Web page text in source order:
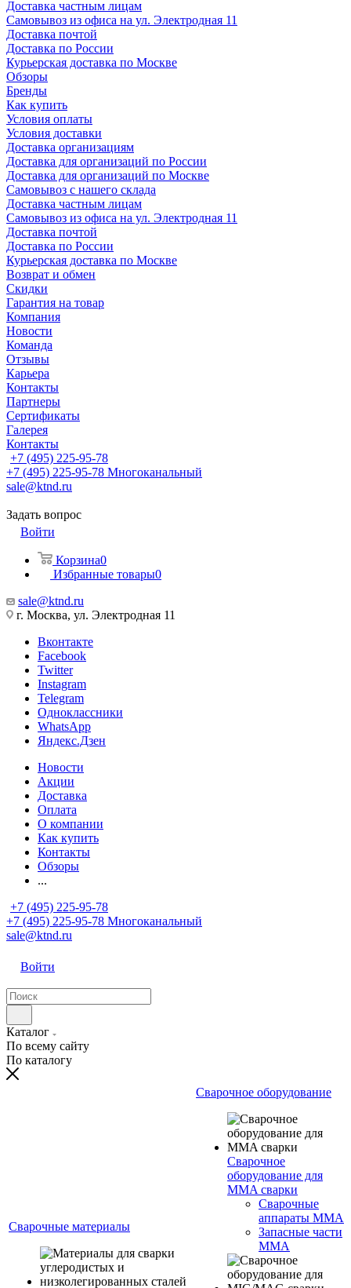
Доставка частным лицам
Самовывоз из офиса на ул. Электродная 11
Доставка почтой
Доставка по России
Курьерская доставка по Москве
Обзоры
Бренды
Как купить
Условия оплаты
Условия доставки
Доставка организациям
Доставка для организаций по России
Доставка для организаций по Москве
Самовывоз с нашего склада
Доставка частным лицам
Самовывоз из офиса на ул. Электродная 11
Доставка почтой
Доставка по России
Курьерская доставка по Москве
Возврат и обмен
Скидки
Гарантия на товар
Компания
Новости
Команда
Отзывы
Карьера
Контакты
Партнеры
Сертификаты
Галерея
Контакты
+7 (495) 225-95-78
+7 (495) 225-95-78 Многоканальный
sale@ktnd.ru
Задать вопрос
Войти
Корзина0
Избранные товары0
sale@ktnd.ru
г. Москва, ул. Электродная 11
Вконтакте
Facebook
Twitter
Instagram
Telegram
Одноклассники
WhatsApp
Яндекс.Дзен
Новости
Акции
Доставка
Оплата
О компании
Как купить
Контакты
Обзоры
...
+7 (495) 225-95-78
+7 (495) 225-95-78 Многоканальный
sale@ktnd.ru
Войти
Каталог
По всему сайту
По каталогу
Сварочные материалы
Сварочное оборудование
Сварочное
оборудование для
MMA сварки
Сварочные
аппараты MMA
Запасные части
MMA